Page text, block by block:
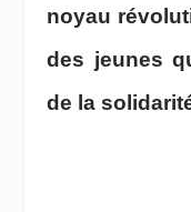
noyau
des jeunes
de la